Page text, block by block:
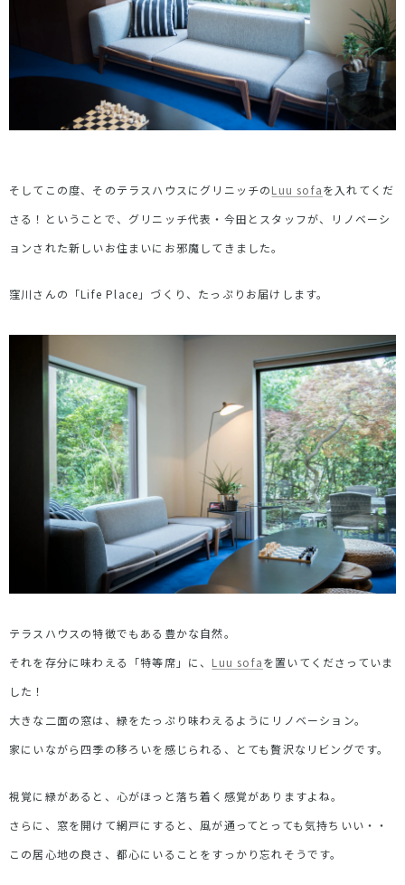
そしてこの度、そのテラスハウスにグリニッチのLuu sofaを入れてくだ
さる！ということで、グリニッチ代表・今田とスタッフが、リノベーシ
ョンされた新しいお住まいにお邪魔してきました。
窪川さんの「Life Place」づくり、たっぷりお届けします。
テラスハウスの特徴でもある豊かな自然。
それを存分に味わえる「特等席」に、 Luu sofaを置いてくださっていま
した！
大きな二面の窓は、緑をたっぷり味わえるようにリノベーション。
家にいながら四季の移ろいを感じられる、とても贅沢なリビングです。
視覚に緑があると、心がほっと落ち着く感覚がありますよね。
さらに、窓を開けて網戸にすると、風が通ってとっても気持ちいい・・
この居心地の良さ、都心にいることをすっかり忘れそうです。